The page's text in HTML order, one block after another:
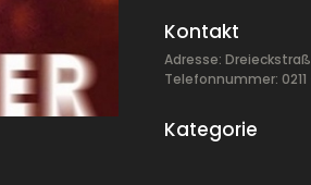
Kontakt
Adresse:
Telefonnummer:
Kategorie